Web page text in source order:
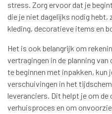
stress. Zorg ervoor dat je
die je niet dagelijks nodig hebt,
kleding, decoratieve items en
Het is ook belangrijk om
vertragingen in de planning
te beginnen met inpakken, kun
verschuivingen in het
leveranciers. Dit helpt je om
verhuisproces en om